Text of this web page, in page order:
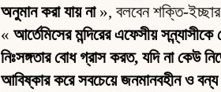
অনুমান করা যায় না», বলবেন শক্তি-ইচ্ছার
«আর্তেমিসের মন্দিরের এফেসীয়
নিঃসঙ্গতার বোধ গ্রাস করত, যদি না কেউ
আবিষ্কার করে সবচেয়ে জনমানবহীন ও বন্য